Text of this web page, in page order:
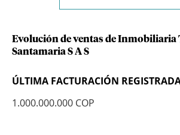
Evolución de ventas de Inmobiliaria
Santamaria S A S
ÚLTIMA FACTURACIÓN
1.000.000.000 COP